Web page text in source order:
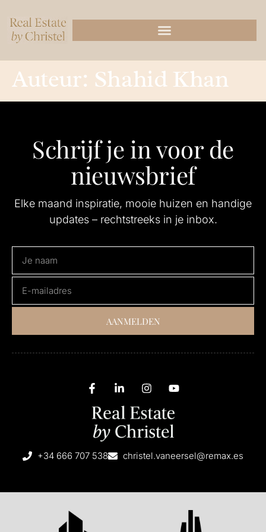
Auteur: Shahid Khan
Schrijf je in voor de
nieuwsbrief
Elke maand inspiratie, mooie huizen en handige
updates – rechtstreeks in je inbox.
AANMELDEN
+34 666 707 538 christel.vaneersel@remax.es